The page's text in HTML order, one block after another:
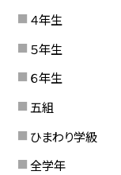
４年生
５年生
６年生
五組
ひまわり学級
全学年